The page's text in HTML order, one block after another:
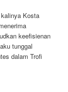
Kosta
keefisienan
tunggal
dalam Trofi